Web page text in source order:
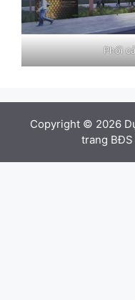
Phối
Copyright © 2026
trang BĐS